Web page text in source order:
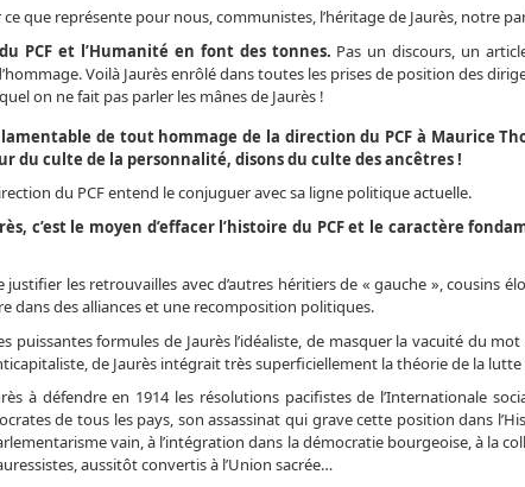
que représente pour nous, communistes, l’héritage de Jaurès, notre
PCF et l’Humanité en font des tonnes. Pas un discours, un
Voilà Jaurès enrôlé dans toutes les prises de position des
on ne fait pas parler les mânes de Jaurès !
de tout hommage de la direction du PCF à Maurice
du culte de la personnalité, disons du culte des ancêtres !
du PCF entend le conjuguer avec sa ligne politique actuelle.
c’est le moyen d’effacer l’histoire du PCF et le caractère
justifier les retrouvailles avec d’autres héritiers de « gauche », cousins
dans des alliances et une recomposition politiques.
puissantes formules de Jaurès l’idéaliste, de masquer la vacuité du
de Jaurès intégrait très superficiellement la théorie de la lutte
à défendre en 1914 les résolutions pacifistes de l’Internationale
de tous les pays, son assassinat qui grave cette position dans
vain, à l’intégration dans la démocratie bourgeoise, à la
aussitôt convertis à l’Union sacrée…